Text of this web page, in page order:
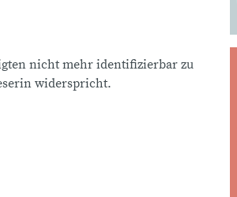
nicht mehr identifizierbar zu
widerspricht.